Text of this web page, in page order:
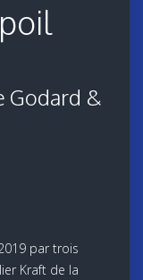
Godard &
par trois
Kraft de la